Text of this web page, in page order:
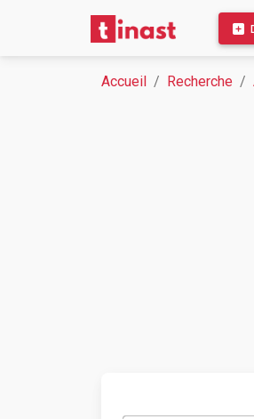
Accueil Recherche